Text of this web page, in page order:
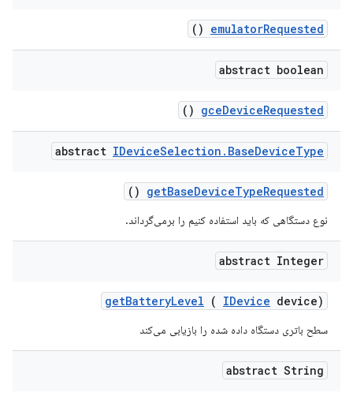
emulatorRequested
()
abstract boolean
gceDeviceRequested
()
abstract IDeviceSelection . BaseDeviceType
getBaseDeviceTypeRequested
()
نوع دستگاهی که باید استفاده کنیم را برمی‌گرداند.
abstract Integer
getBatteryLevel ( IDevice device)
سطح باتری دستگاه داده شده را بازیابی می‌کند
abstract String